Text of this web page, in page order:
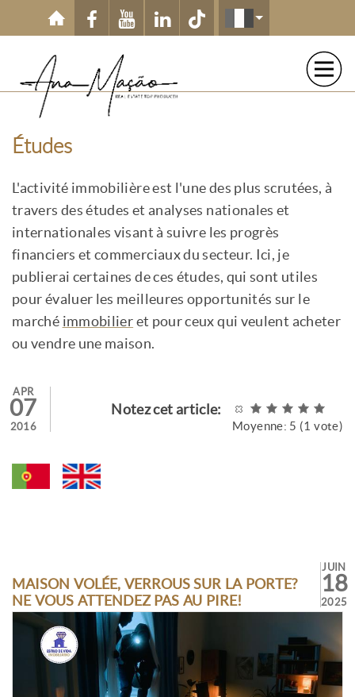
Aller au contenu principal
Études
L'activité immobilière est l'une des plus scrutées, à
travers des études et analyses nationales et
internationales visant à suivre les progrès
financiers et commerciaux du secteur. Ici, je
publierai certaines de ces études, qui sont utiles
pour évaluer les meilleures opportunités sur le
marché immobilier et pour ceux qui veulent acheter
ou vendre une maison.
Notez cet article:
Moyenne: 5 (1 vote)
APR
07
2016
MAISON VOLÉE, VERROUS SUR LA PORTE?
NE VOUS ATTENDEZ PAS AU PIRE!
JUIN
18
2025